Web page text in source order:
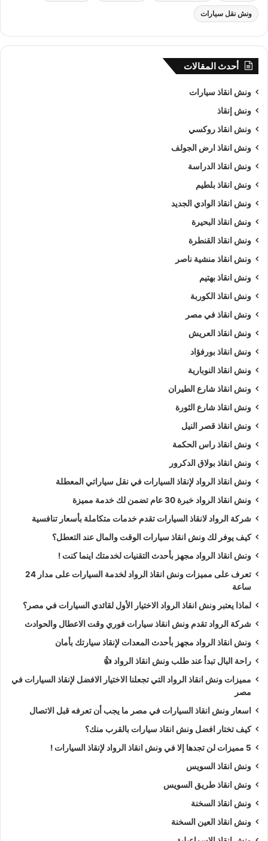
ونش نقل سيارات
أحدث المقالات
ونش انقاذ سيارات
ونش إنقاذ
ونش انقاذ روكسي
ونش انقاذ ارض الجولف
ونش انقاذ الدراسة
ونش انقاذ بلطيم
ونش انقاذ الوادي الجديد
ونش انقاذ البحيرة
ونش انقاذ القنطرة
ونش انقاذ منشية ناصر
ونش انقاذ بهتيم
ونش انقاذ الكوربة
ونش انقاذ في مصر
ونش انقاذ العريش
ونش انقاذ بورفؤاد
ونش انقاذ النوبارية
ونش انقاذ شارع الطيران
ونش انقاذ شارع الثورة
ونش انقاذ قصر النيل
ونش انقاذ راس الحكمة
ونش انقاذ بولاق الدكرور
ونش انقاذ الرواد لإنقاذ السيارات في نقل سياراتي المعطلة
ونش انقاذ الرواد خبرة 30 عام تضمن لك خدمة مميزة
شركة الرواد لانقاذ السيارات تقدم خدمات متكاملة بأسعار تنافسية
كيف يوفر لك ونش انقاذ سيارات الوقت والمال عند التعطل؟
ونش انقاذ الرواد مجهز بأحدث التقنيات لخدمتك اينما كنت !
تعرف على مميزات ونش انقاذ الرواد لخدمة السيارات على مدار 24
ساعة
لماذا يعتبر ونش انقاذ الرواد الاختيار الأول لقائدي السيارات في مصر؟
شركة الرواد تقدم ونش انقاذ سيارات فوري وقت الاعطال والحوادث
ونش انقاذ الرواد مجهز بأحدث المعدات لإنقاذ سيارتك بأمان
راحة البال تبدأ عند طلب ونش انقاذ الرواد 👍
مميزات ونش انقاذ الرواد التي تجعلنا الاختيار الافضل لإنقاذ السيارات في
مصر
اسعار ونش انقاذ السيارات في مصر ما يجب أن تعرفه قبل الاتصال
كيف تختار افضل ونش انقاذ سيارات بالقرب منك؟
5 مميزات لن تجدها إلا في ونش انقاذ الرواد لإنقاذ السيارات !
ونش انقاذ السويس
ونش انقاذ طريق السويس
ونش انقاذ السخنة
ونش انقاذ العين السخنة